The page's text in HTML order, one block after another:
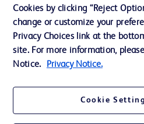
AGB
Kontaktieren Sie uns
Cookie-Einstellungen
Nutzungsbedingungen
Cookies by clicking “Reject
change or customize your
Privacy Choices link at the
site. For more information,
Notice.
Privacy Notice.
Cookie